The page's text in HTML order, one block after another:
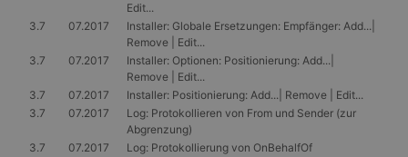
Edit...
3.7
07.2017
Installer: Globale Ersetzungen: Empfänger: Add...|
Remove | Edit...
3.7
07.2017
Installer: Optionen: Positionierung: Add...|
Remove | Edit...
3.7
07.2017
Installer: Positionierung: Add...| Remove | Edit...
3.7
07.2017
Log: Protokollieren von From und Sender (zur
Abgrenzung)
3.7
07.2017
Log: Protokollierung von OnBehalfOf